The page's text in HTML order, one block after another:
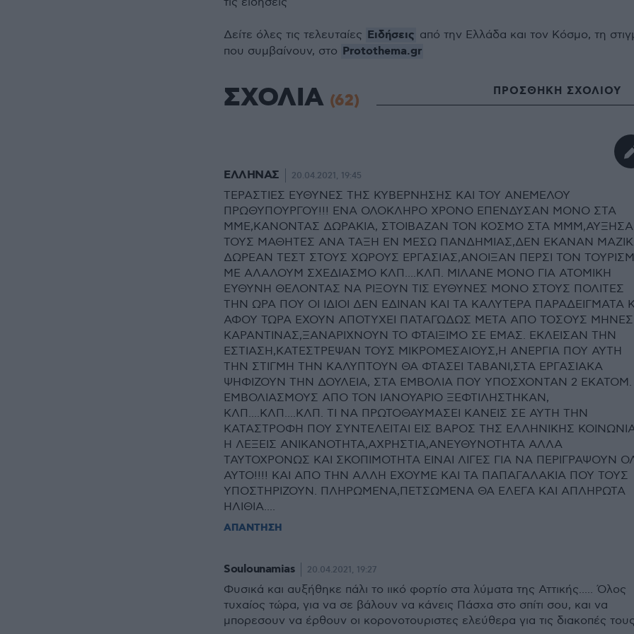
Δείτε όλες τις τελευταίες Ειδήσεις από την Ελλάδα και τον Κόσμο, τη
που συμβαίνουν, στο Protothema.gr
ΣΧΟΛΙΑ (62) ΠΡΟΣΘΗΚΗ ΣΧΟΛΙΟΥ
ΕΛΛΗΝΑΣ 20.04.2021, 19:45
ΤΕΡΑΣΤΙΕΣ ΕΥΘΥΝΕΣ ΤΗΣ ΚΥΒΕΡΝΗΣΗΣ ΚΑΙ ΤΟΥ ΑΝΕΜΕΛΟΥ
ΠΡΩΘΥΠΟΥΡΓΟΥ!!! ΕΝΑ ΟΛΟΚΛΗΡΟ ΧΡΟΝΟ ΕΠΕΝΔΥΣΑΝ ΜΟΝΟ ΣΤΑ
ΜΜΕ,ΚΑΝΟΝΤΑΣ ΔΩΡΑΚΙΑ, ΣΤΟΙΒΑΖΑΝ ΤΟΝ ΚΟΣΜΟ ΣΤΑ
ΤΟΥΣ ΜΑΘΗΤΕΣ ΑΝΑ ΤΑΞΗ ΕΝ ΜΕΣΩ ΠΑΝΔΗΜΙΑΣ,ΔΕΝ ΕΚΑΝΑΝ
ΔΩΡΕΑΝ ΤΕΣΤ ΣΤΟΥΣ ΧΩΡΟΥΣ ΕΡΓΑΣΙΑΣ,ΑΝΟΙΞΑΝ ΠΕΡΣΙ ΤΟΝ
ΜΕ ΑΛΑΛΟΥΜ ΣΧΕΔΙΑΣΜΟ ΚΛΠ....ΚΛΠ. ΜΙΛΑΝΕ ΜΟΝΟ ΓΙΑ ΑΤΟΜΙΚΗ
ΕΥΘΥΝΗ ΘΕΛΟΝΤΑΣ ΝΑ ΡΙΞΟΥΝ ΤΙΣ ΕΥΘΥΝΕΣ ΜΟΝΟ ΣΤΟΥΣ ΠΟΛΙΤΕΣ
ΤΗΝ ΩΡΑ ΠΟΥ ΟΙ ΙΔΙΟΙ ΔΕΝ ΕΔΙΝΑΝ ΚΑΙ ΤΑ ΚΑΛΥΤΕΡΑ ΠΑΡΑΔΕΙΓΜΑΤΑ
ΑΦΟΥ ΤΩΡΑ ΕΧΟΥΝ ΑΠΟΤΥΧΕΙ ΠΑΤΑΓΩΔΩΣ ΜΕΤΑ ΑΠΟ ΤΟΣΟΥΣ ΜΗΝΕΣ
ΚΑΡΑΝΤΙΝΑΣ,ΞΑΝΑΡΙΧΝΟΥΝ ΤΟ ΦΤΑΙΞΙΜΟ ΣΕ ΕΜΑΣ. ΕΚΛΕΙΣΑΝ ΤΗΝ
ΕΣΤΙΑΣΗ,ΚΑΤΕΣΤΡΕΨΑΝ ΤΟΥΣ ΜΙΚΡΟΜΕΣΑΙΟΥΣ,Η ΑΝΕΡΓΙΑ ΠΟΥ ΑΥΤΗ
ΤΗΝ ΣΤΙΓΜΗ ΤΗΝ ΚΑΛΥΠΤΟΥΝ ΘΑ ΦΤΑΣΕΙ ΤΑΒΑΝΙ,ΣΤΑ ΕΡΓΑΣΙΑΚΑ
ΨΗΦΙΖΟΥΝ ΤΗΝ ΔΟΥΛΕΙΑ, ΣΤΑ ΕΜΒΟΛΙΑ ΠΟΥ ΥΠΟΣΧΟΝΤΑΝ 2 ΕΚΑΤΟΜ.
ΕΜΒΟΛΙΑΣΜΟΥΣ ΑΠΟ ΤΟΝ ΙΑΝΟΥΑΡΙΟ ΞΕΦΤΙΛΗΣΤΗΚΑΝ,
ΚΛΠ....ΚΛΠ....ΚΛΠ. ΤΙ ΝΑ ΠΡΩΤΟΘΑΥΜΑΣΕΙ ΚΑΝΕΙΣ ΣΕ ΑΥΤΗ ΤΗΝ
ΚΑΤΑΣΤΡΟΦΗ ΠΟΥ ΣΥΝΤΕΛΕΙΤΑΙ ΕΙΣ ΒΑΡΟΣ ΤΗΣ ΕΛΛΗΝΙΚΗΣ
Η ΛΕΞΕΙΣ ΑΝΙΚΑΝΟΤΗΤΑ,ΑΧΡΗΣΤΙΑ,ΑΝΕΥΘΥΝΟΤΗΤΑ ΑΛΛΑ
ΤΑΥΤΟΧΡΟΝΩΣ ΚΑΙ ΣΚΟΠΙΜΟΤΗΤΑ ΕΙΝΑΙ ΛΙΓΕΣ ΓΙΑ ΝΑ ΠΕΡΙΓΡΑΨΟΥΝ
ΑΥΤΟ!!!! ΚΑΙ ΑΠΟ ΤΗΝ ΑΛΛΗ ΕΧΟΥΜΕ ΚΑΙ ΤΑ ΠΑΠΑΓΑΛΑΚΙΑ ΠΟΥ ΤΟΥΣ
ΥΠΟΣΤΗΡΙΖΟΥΝ. ΠΛΗΡΩΜΕΝΑ,ΠΕΤΣΩΜΕΝΑ ΘΑ ΕΛΕΓΑ ΚΑΙ ΑΠΛΗΡΩΤΑ
ΗΛΙΘΙΑ....
ΑΠΑΝΤΗΣΗ
Soulounamias 20.04.2021, 19:27
Φυσικά και αυξήθηκε πάλι το ιικό φορτίο στα λύματα της Αττικής..... Όλος
τυχαίος τώρα, για να σε βάλουν να κάνεις Πάσχα στο σπίτι σου, και να
μπορεσουν να έρθουν οι κορονοτουριστες ελεύθερα για τις διακοπές